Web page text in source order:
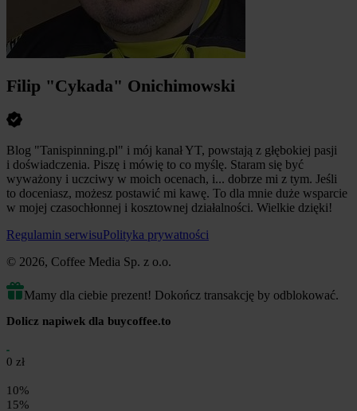
Filip "Cykada" Onichimowski
Blog "Tanispinning.pl" i mój kanał YT, powstają z głębokiej pasji
i doświadczenia. Piszę i mówię to co myślę. Staram się być
wyważony i uczciwy w moich ocenach, i... dobrze mi z tym. Jeśli
to doceniasz, możesz postawić mi kawę. To dla mnie duże wsparcie
w mojej czasochłonnej i kosztownej działalności. Wielkie dzięki!
Regulamin serwisuPolityka prywatności
© 2026, Coffee Media Sp. z o.o.
Mamy dla ciebie prezent! Dokończ transakcję by odblokować.
Dolicz napiwek dla buycoffee.to
0 zł
10%
15%